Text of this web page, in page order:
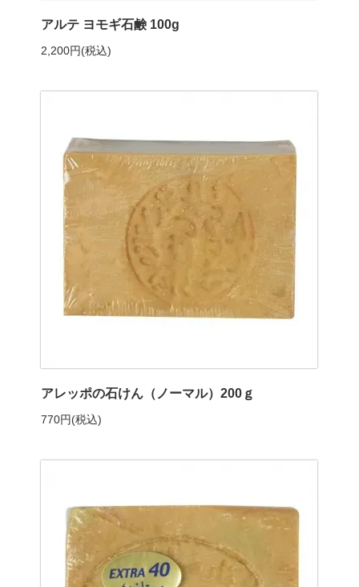
アルテ ヨモギ石鹸 100g
2,200円(税込)
アレッポの石けん（ノーマル）200ｇ
770円(税込)